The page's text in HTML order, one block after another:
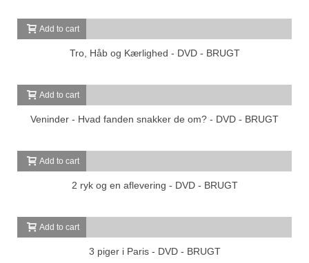
Add to cart
Tro, Håb og Kærlighed - DVD - BRUGT
Add to cart
Veninder - Hvad fanden snakker de om? - DVD - BRUGT
Add to cart
2 ryk og en aflevering - DVD - BRUGT
Add to cart
3 piger i Paris - DVD - BRUGT